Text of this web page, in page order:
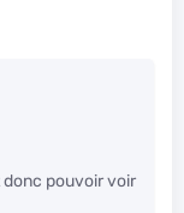
pouvoir voir